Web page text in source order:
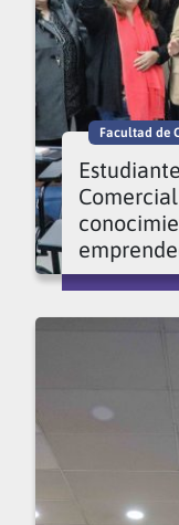
Facultad de